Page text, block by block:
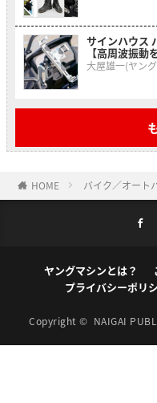
サインハウス
【高周波振動
大屋雄一(ヤン
HOME バイク／オート
ヤングマシンとは？
プライバシーポリ
Copyright © NAIGAI